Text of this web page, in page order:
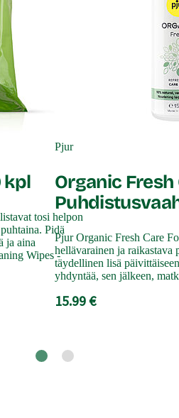
kpl
tosi helpon
Pidä
ja aina
Wipes -
Pjur
Organic Fresh
Pjur Organic Fresh Care
hellävarainen ja raikastava
täydellinen lisä
yhdyntää, sen jälkeen,
15.99 €